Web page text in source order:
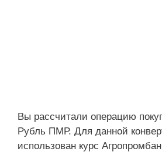
Вы рассчитали операцию
Рубль ПМР. Для данной
использован курс